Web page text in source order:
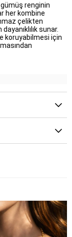
renginin
her kombine
çelikten
sunar.
koruyabilmesi için